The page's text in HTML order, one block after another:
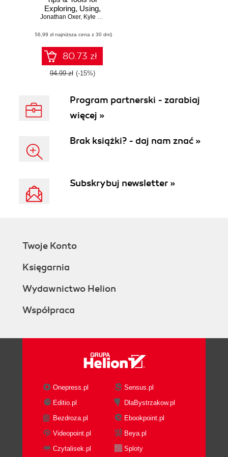
Exploring, Using,
and Tuning Linux
Jonathan Oxer, Kyle Rankin
(56,99 zł najniższa cena z 30 dni)
80.73 zł
94.99 zł (-15%)
Program partnerski - zarabiaj
więcej »
Brak książki? - daj nam znać »
Subskrybuj newsletter »
Twoje Konto
Księgarnia
Wydawnictwo Helion
Współpraca
Onepress.pl
Sensus.pl
Editio.pl
DlaBystrzakow.pl
Bezdroza.pl
Ebookpoint.pl
Videopoint.pl
Beya.pl
Czytalisek.pl
Sploty